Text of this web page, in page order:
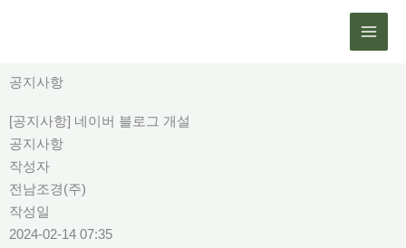
로
뛰
기
공지사항
[공지사항] 네이버 블로그 개설
공지사항
작성자
전남조경(주)
작성일
2024-02-14 07:35